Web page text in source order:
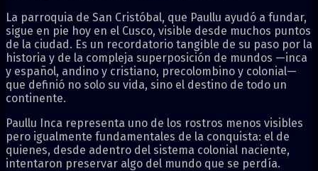
La parroquia de San Cristóbal, que Paullu ayudó a fundar,
sigue en pie hoy en el Cusco, visible desde muchos puntos
de la ciudad. Es un recordatorio tangible de su paso por la
historia y de la compleja superposición de mundos —inca
y español, andino y cristiano, precolombino y colonial—
que definió no solo su vida, sino el destino de todo un
continente.
Paullu Inca representa uno de los rostros menos visibles
pero igualmente fundamentales de la conquista: el de
quienes, desde adentro del sistema colonial naciente,
intentaron preservar algo del mundo que se perdía.